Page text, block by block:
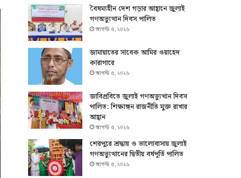
বৈষম্যহীন দেশ গড়ার আহ্বানে জুলাই
গণঅভ্যুত্থান দিবস পালিত
আগস্ট ৫, ২০২৬
জামায়াতের সাবেক আমির ওয়াহেদ
কারাগারে
আগস্ট ৫, ২০২৬
জাবিপ্রবিতে জুলাই গণঅভ্যুত্থান দিবস
পালিত: শিক্ষাঙ্গন রাজনীতি মুক্ত রাখার
আহ্বান
আগস্ট ৫, ২০২৬
শেরপুরে শ্রদ্ধায় ও ভালোবাসায় জুলাই
গণঅভ্যুত্থানের দ্বিতীয় বর্ষপূর্তি পালিত
আগস্ট ৫, ২০২৬